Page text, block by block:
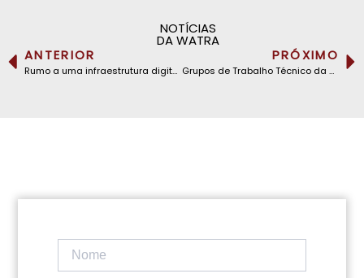
NOTÍCIAS
DA WATRA
ANTERIOR
Rumo a uma infraestrutura digital global mais forte: ARTAO na Cúpula Internacional de Resiliência de Cabos Submarinos
PRÓXIMO
Grupos de Trabalho Técnico da ARTAO se reúnem em Accra, Gana